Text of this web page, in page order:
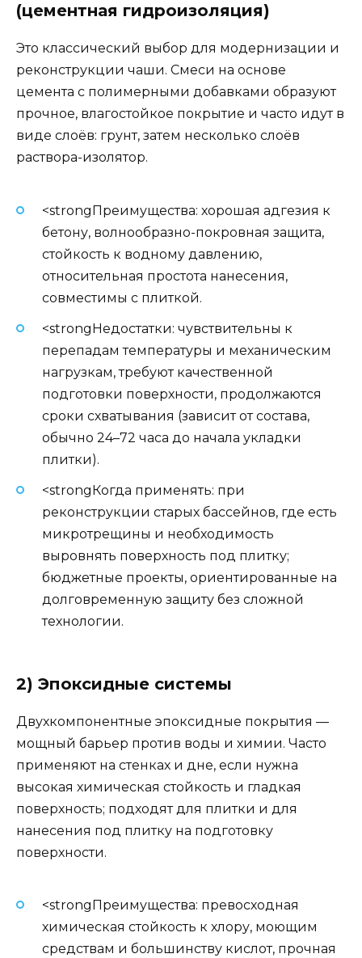
(цементная гидроизоляция)
Это классический выбор для модернизации и
реконструкции чаши. Смеси на основе
цемента с полимерными добавками образуют
прочное, влагостойкое покрытие и часто идут в
виде слоёв: грунт, затем несколько слоёв
раствора-изолятор.
<strongПреимущества: хорошая адгезия к
бетону, волнообразно-покровная защита,
стойкость к водному давлению,
относительная простота нанесения,
совместимы с плиткой.
<strongНедостатки: чувствительны к
перепадам температуры и механическим
нагрузкам, требуют качественной
подготовки поверхности, продолжаются
сроки схватывания (зависит от состава,
обычно 24–72 часа до начала укладки
плитки).
<strongКогда применять: при
реконструкции старых бассейнов, где есть
микротрещины и необходимость
выровнять поверхность под плитку;
бюджетные проекты, ориентированные на
долговременную защиту без сложной
технологии.
2) Эпоксидные системы
Двухкомпонентные эпоксидные покрытия —
мощный барьер против воды и химии. Часто
применяют на стенках и дне, если нужна
высокая химическая стойкость и гладкая
поверхность; подходят для плитки и для
нанесения под плитку на подготовку
поверхности.
<strongПреимущества: превосходная
химическая стойкость к хлору, моющим
средствам и большинству кислот, прочная